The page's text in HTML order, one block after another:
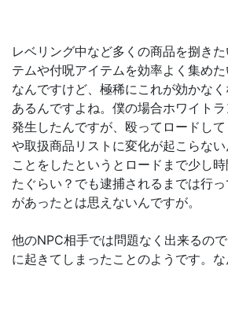
レベリング中など多くの商品を捌き
テムや付呪アイテムを効率よく集め
なんですけど、極稀にこれが効かな
あるんですよね。僕の場合ホワイト
発生したんですが、殴ってロードし
や取扱商品リストに変化が起こらな
ことをしたというとロードまで少し
たぐらい？でも逮捕されるまでは行
があったとは思えないんですが。
他のNPC相手では問題なく出来るの
に起きてしまったことのようです。な